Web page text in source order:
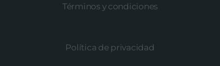
Términos y condiciones
Política de privacidad